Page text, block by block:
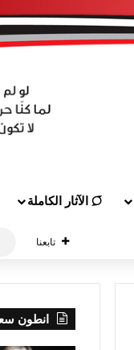
الآثار الكاملة
تابعنا
انطون